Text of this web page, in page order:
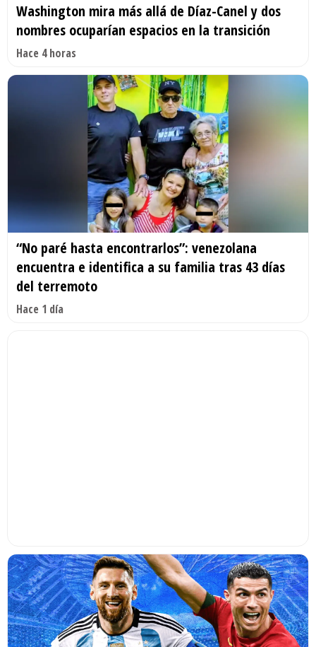
Washington mira más allá de Díaz-Canel y dos
nombres ocuparían espacios en la transición
Hace 4 horas
“No paré hasta encontrarlos”: venezolana
encuentra e identifica a su familia tras 43 días
del terremoto
Hace 1 día